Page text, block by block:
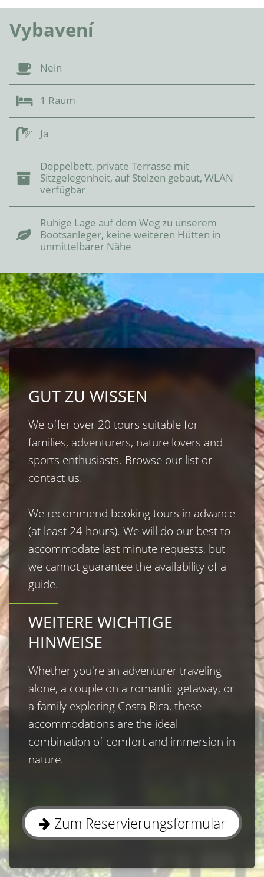
Vybavení
Nein
1 Raum
Ja
Doppelbett, private Terrasse mit
Sitzgelegenheit, auf Stelzen gebaut, WLAN
verfügbar
Ruhige Lage auf dem Weg zu unserem
Bootsanleger, keine weiteren Hütten in
unmittelbarer Nähe
GUT ZU WISSEN
We offer over 20 tours suitable for
families, adventurers, nature lovers and
sports enthusiasts. Browse our list or
contact us.
We recommend booking tours in advance
(at least 24 hours). We will do our best to
accommodate last minute requests, but
we cannot guarantee the availability of a
guide.
WEITERE WICHTIGE
HINWEISE
Whether you′re an adventurer traveling
alone, a couple on a romantic getaway, or
a family exploring Costa Rica, these
accommodations are the ideal
combination of comfort and immersion in
nature.
Zum Reservierungsformular